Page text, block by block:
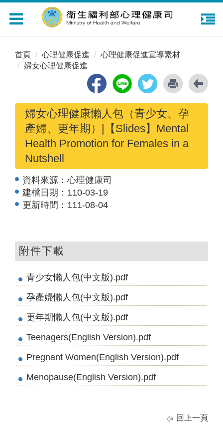
Toggle
navigation
首頁 心理健康促進
心理健康促進宣導素材
婦女心理健康促進
婦女心理健康懶人包（青少女、孕
產婦、更年期）|【Slides】Mental
Health Promotion for Females in a
Nutshell
資料來源：心理健康司
建檔日期： 110-03-19
更新時間： 111-08-04
附件下載
青少女懶人包(中文版).pdf
孕產婦懶人包(中文版).pdf
更年期懶人包(中文版).pdf
Teenagers(English Version).pdf
Pregnant Women(English Version).pdf
Menopause(English Version).pdf
回上一頁